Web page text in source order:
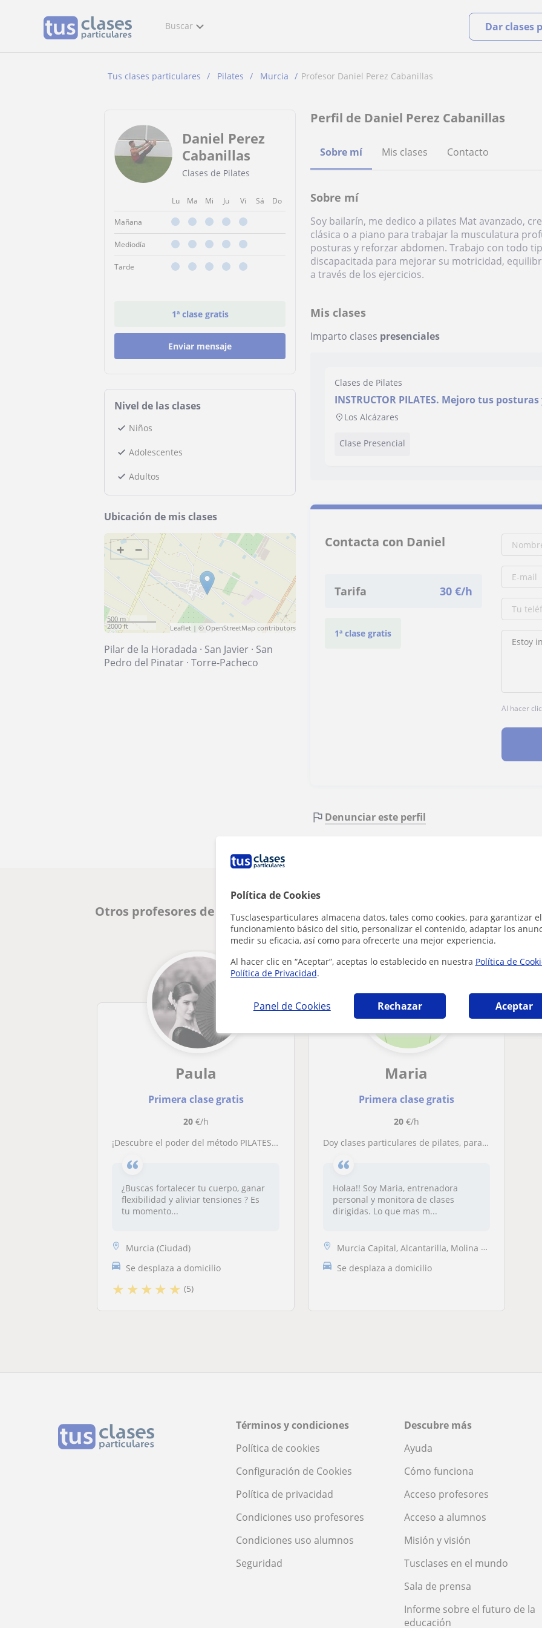
Política de Cookies
Tusclasesparticulares almacena datos, tales como cookies, para garantizar el
funcionamiento básico del sitio, personalizar el contenido, adaptar los
medir su eficacia, así como para ofrecerte una mejor experiencia.
Al hacer clic en “Aceptar”, aceptas lo establecido en nuestra Política de
Política de Privacidad.
Panel de Cookies Rechazar Aceptar
Buscar Dar clases
Tus clases particulares Pilates Murcia Profesor Daniel Perez Cabanillas
Daniel Perez
Cabanillas
Clases de Pilates
Lu Ma Mi Ju Vi Sá Do
Mañana
Mediodía
Tarde
1ª clase gratis
Enviar mensaje
Nivel de las clases
Niños
Adolescentes
Adultos
Ubicación de mis clases
+ −
500 m
2000 ft
Leaflet | ©OpenStreetMap contributors
Pilar de la Horadada · San Javier · San
Pedro del Pinatar · Torre-Pacheco
Perfil de Daniel Perez Cabanillas
Sobre mí Mis clases Contacto
Sobre mí
Soy bailarín, me dedico a pilates Mat avanzado,
clásica o a piano para trabajar la musculatura
posturas y reforzar abdomen. Trabajo con todo
discapacitada para mejorar su motricidad,
a través de los ejercicios.
Mis clases
Imparto clases presenciales
Clases de Pilates
INSTRUCTOR PILATES. Mejoro tus
con materiales adecuados y ejercicios bien
Los Alcázares
Clase Presencial
Contacta con Daniel
Tarifa 30 €/h
1ª clase gratis
Al hacer
Denunciar este perfil
Otros profesores de Pilates en Los Alcázares que pueden interesarte
Paula
Primera clase gratis
20€/h
¡Descubre el poder del método PILATES y transfórmate!✨ ballet, pilates y flexibilidad ¡Encuentra tu equilibrio! 🧘‍♀️
¿Buscas fortalecer tu cuerpo, ganar
flexibilidad y aliviar tensiones ? Es
tu momento...
Murcia (Ciudad)
Se desplaza a domicilio
★ ★★★ ★ (5)
Maria
Primera clase gratis
20€/h
Doy clases particulares de pilates, para que conectes con tu cuerpo y hagas deporte. Te gustara incluirlo en tu vida cotidiana
Holaa!! Soy Maria, entrenadora
personal y monitora de clases
dirigidas. Lo que mas m...
Murcia Capital, Alcantarilla, Molina de Segura
Se desplaza a domicilio
Términos y condiciones
Política de cookies
Configuración de Cookies
Política de privacidad
Condiciones uso profesores
Condiciones uso alumnos
Seguridad
Descubre más
Ayuda
Cómo funciona
Acceso profesores
Acceso a alumnos
Misión y visión
Tusclases en el mundo
Sala de prensa
Informe sobre el futuro de la
educación